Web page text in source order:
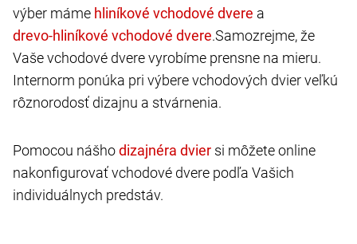
výber máme
a
.Samozrejme, že
Vaše vchodové dvere vyrobíme prensne na mieru.
Internorm ponúka pri výbere vchodových dvier veľkú
rôznorodosť dizajnu a stvárnenia.
Pomocou nášho
si môžete online
nakonfigurovať vchodové dvere podľa Vašich
individuálnych predstáv.